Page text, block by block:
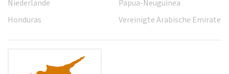
Niederlande
Honduras
Papua-Neuguinea
Vereinigte Arabische Emirate